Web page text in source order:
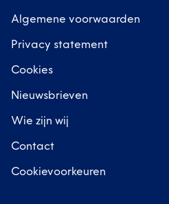
Algemene voorwaarden
Privacy statement
Cookies
Nieuwsbrieven
Wie zijn wij
Contact
Cookievoorkeuren